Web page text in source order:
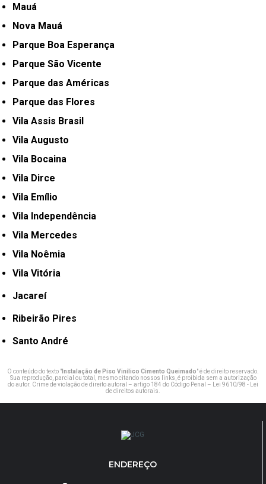
Mauá
Nova Mauá
Parque Boa Esperança
Parque São Vicente
Parque das Américas
Parque das Flores
Vila Assis Brasil
Vila Augusto
Vila Bocaina
Vila Dirce
Vila Emílio
Vila Independência
Vila Mercedes
Vila Noêmia
Vila Vitória
Jacareí
Ribeirão Pires
Santo André
O conteúdo do texto " Instalação de Piso Vinílico Cimento Queimado" é de direito reservado.
Sua reprodução, parcial ou total, mesmo citando nossos links, é proibida sem a autorização
do autor. Crime de violação de direito autoral – artigo 184 do Código Penal –
Lei 9610/98 - Lei
de direitos autorais
ENDEREÇO